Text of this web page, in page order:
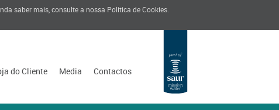
saber mais, consulte a nossa Politica de Cookies
do Cliente Media Contactos